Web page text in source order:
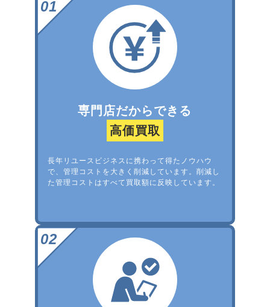
専門店だからできる
高価買取
長年リユースビジネスに携わって得たノウハウ
で、管理コストを大きく削減しています。削減し
た管理コストはすべて買取額に反映しています。